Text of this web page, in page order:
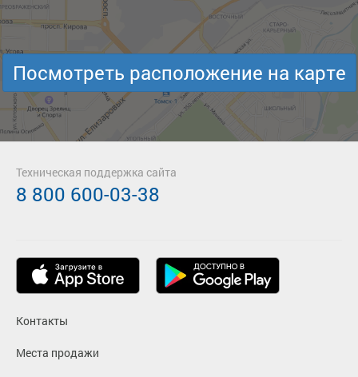
Посмотреть расположение на карте
Контакты
Места продажи
Техническая поддержка сайта
8 800 600-03-38